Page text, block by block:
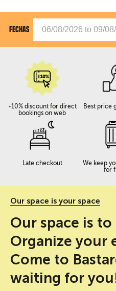
FECHAS
-10% discount for direct
bookings on web
Best price
Late checkout
We keep
for
Our space is your space
Our space is
Organize your
Come to
waiting for